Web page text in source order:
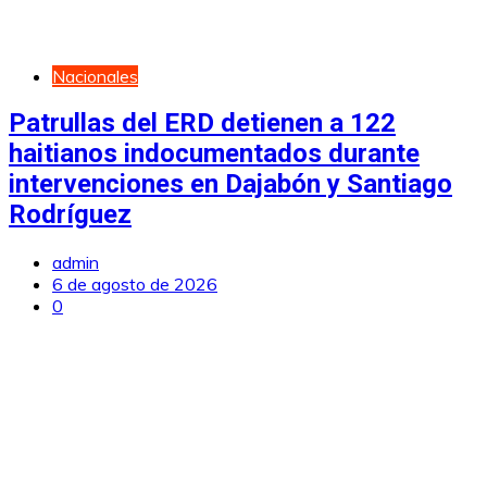
Nacionales
Patrullas del ERD detienen a 122
haitianos indocumentados durante
intervenciones en Dajabón y Santiago
Rodríguez
admin
6 de agosto de 2026
0